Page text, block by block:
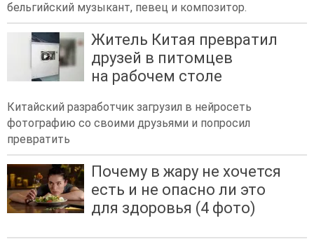
бельгийский музыкант, певец и композитор.
Житель Китая превратил
друзей в питомцев
на рабочем столе
Китайский разработчик загрузил в нейросеть
фотографию со своими друзьями и попросил
превратить
Почему в жару не хочется
есть и не опасно ли это
для здоровья (4 фото)